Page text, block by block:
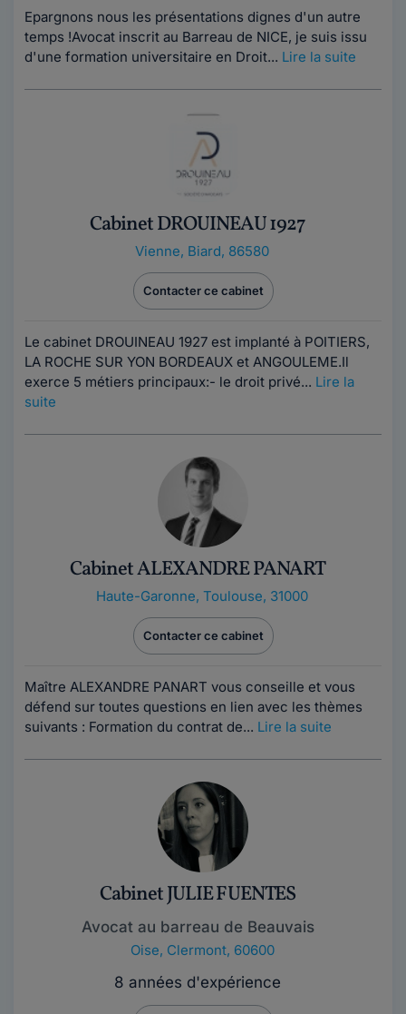
Epargnons nous les présentations dignes d'un autre
temps !Avocat inscrit au Barreau de NICE, je suis issu
d'une formation universitaire en Droit... Lire la suite
Cabinet DROUINEAU 1927
Vienne, Biard, 86580
Contacter ce cabinet
Le cabinet DROUINEAU 1927 est implanté à POITIERS,
LA ROCHE SUR YON BORDEAUX et ANGOULEME.Il
exerce 5 métiers principaux:- le droit privé... Lire la
suite
Cabinet ALEXANDRE PANART
Haute-Garonne, Toulouse, 31000
Contacter ce cabinet
Maître ALEXANDRE PANART vous conseille et vous
défend sur toutes questions en lien avec les thèmes
suivants : Formation du contrat de... Lire la suite
Cabinet JULIE FUENTES
Avocat au barreau de Beauvais
Oise, Clermont, 60600
8 années d'expérience